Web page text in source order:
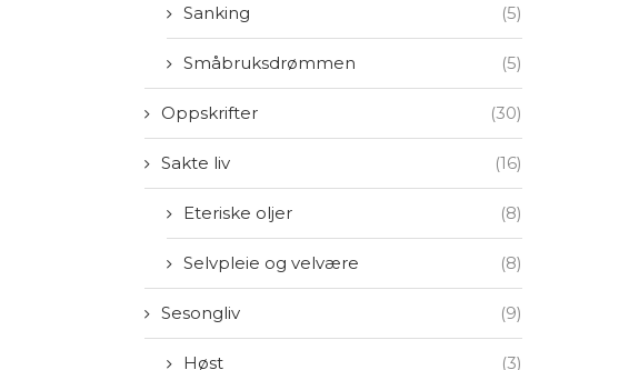
Sanking (5)
Småbruksdrømmen (5)
Oppskrifter (30)
Sakte liv (16)
Eteriske oljer (8)
Selvpleie og velvære (8)
Sesongliv (9)
Høst (3)